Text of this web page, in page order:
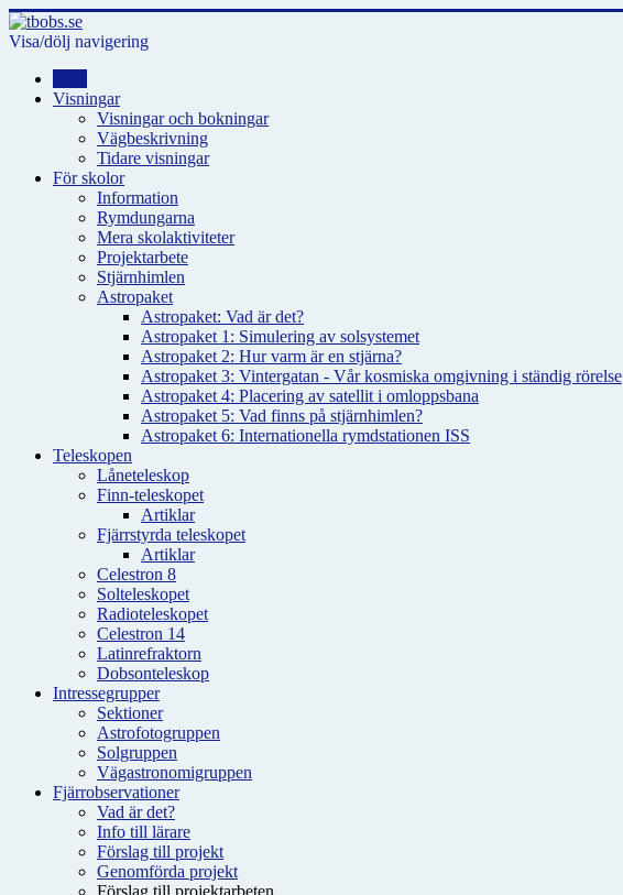
Visa/dölj navigering
Visningar
Visningar och bokningar
Vägbeskrivning
Tidare visningar
För skolor
Information
Rymdungarna
Mera skolaktiviteter
Projektarbete
Stjärnhimlen
Astropaket
Astropaket: Vad är det?
Astropaket 1: Simulering av solsystemet
Astropaket 2: Hur varm är en stjärna?
Astropaket 3: Vintergatan - Vår kosmiska omgivning i ständig rörelse
Astropaket 4: Placering av satellit i omloppsbana
Astropaket 5: Vad finns på stjärnhimlen?
Astropaket 6: Internationella rymdstationen ISS
Teleskopen
Låneteleskop
Finn-teleskopet
Artiklar
Fjärrstyrda teleskopet
Artiklar
Celestron 8
Solteleskopet
Radioteleskopet
Celestron 14
Latinrefraktorn
Dobsonteleskop
Intressegrupper
Sektioner
Astrofotogruppen
Solgruppen
Vägastronomigruppen
Fjärrobservationer
Vad är det?
Info till lärare
Förslag till projekt
Genomförda projekt
Förslag till projektarbeten